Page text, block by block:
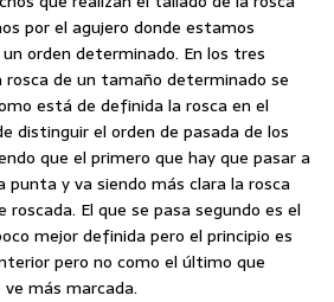
por el agujero donde estamos
orden determinado. En los tres
rosca de un tamaño determinado se
está de definida la rosca en el
distinguir el orden de pasada de los
que el primero que hay que pasar a
punta y va siendo más clara la rosca
El que se pasa segundo es el
mejor definida pero el principio es
pero no como el último que
más marcada.